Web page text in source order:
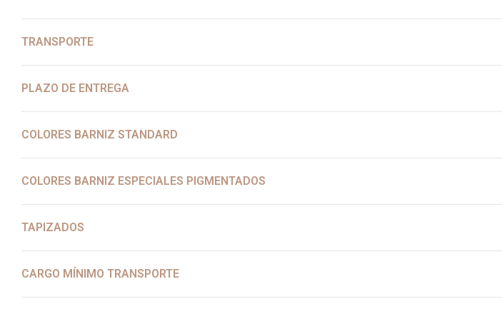
TRANSPORTE
PLAZO DE ENTREGA
COLORES BARNIZ STANDARD
COLORES BARNIZ ESPECIALES PIGMENTADOS
TAPIZADOS
CARGO MÍNIMO TRANSPORTE